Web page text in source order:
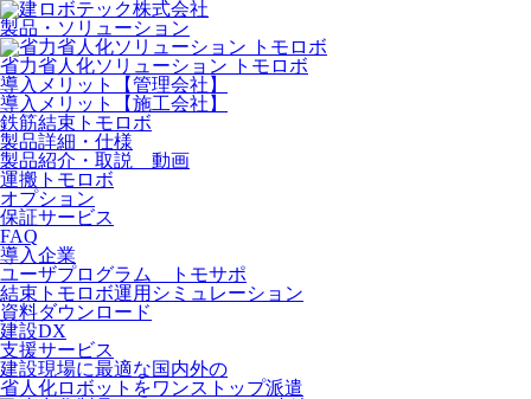
製品・ソリューション
省力省人化ソリューション トモロボ
導入メリット【管理会社】
導入メリット【施工会社】
鉄筋結束トモロボ
製品詳細・仕様
製品紹介・取説 動画
運搬トモロボ
オプション
保証サービス
FAQ
導入企業
ユーザプログラム トモサポ
結束トモロボ運用シミュレーション
資料ダウンロード
建設DX
支援サービス
建設現場に最適な国内外の
省人化ロボットをワンストップ派遣